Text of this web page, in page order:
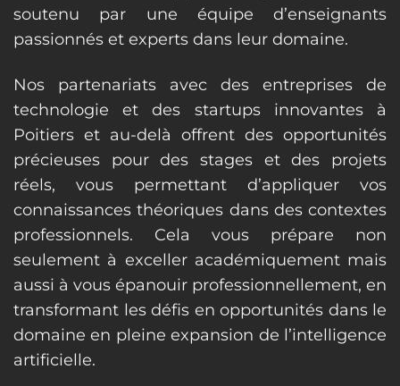
soutenu par une équipe d’enseignants
passionnés et experts dans leur domaine.
Nos partenariats avec des entreprises de
technologie et des startups innovantes à
Poitiers et au-delà offrent des opportunités
précieuses pour des stages et des projets
réels, vous permettant d’appliquer vos
connaissances théoriques dans des contextes
professionnels. Cela vous prépare non
seulement à exceller académiquement mais
aussi à vous épanouir professionnellement, en
transformant les défis en opportunités dans le
domaine en pleine expansion de l’intelligence
artificielle.